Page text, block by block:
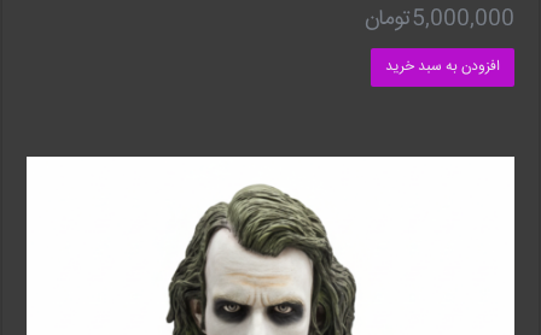
5,000,000تومان
افزودن به سبد خرید